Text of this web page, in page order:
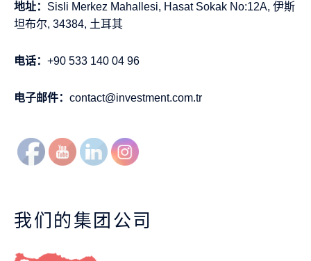
地址： Sisli Merkez Mahallesi, Hasat Sokak No:12A, 伊斯
坦布尔, 34384, 土耳其
电话： +90 533 140 04 96
电子邮件： contact@investment.com.tr
我们的集团公司